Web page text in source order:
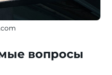
вопросы